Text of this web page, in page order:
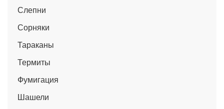
Слепни
Сорняки
Тараканы
Термиты
Фумигация
Шашели